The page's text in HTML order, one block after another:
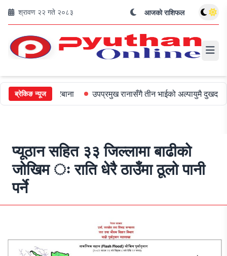
श्रावण २२ गते २०८३ आजको राशिफल
ब्रेकिङ न्यूज
जरिबाना उपप्रमुख रानासँगै तीन भाईको अल्पायुमै दुखद निधन
प्यूठान सहित ३३ जिल्लामा बाढीको
जोखिम ः राति धेरै ठाउँमा ठूलो पानी
पर्ने